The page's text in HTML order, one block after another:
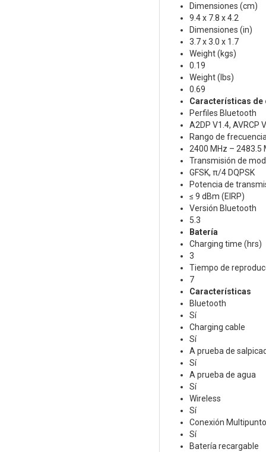
Dimensiones (cm)
9.4 x 7.8 x 4.2
Dimensiones (in)
3.7 x 3.0 x 1.7
Weight (kgs)
0.19
Weight (lbs)
0.69
Características de
Perfiles Bluetooth
A2DP V1.4, AVRCP
Rango de
2400 MHz – 2483.5
Transmisión de
GFSK, π/4 DQPSK
Potencia de
≤ 9 dBm (EIRP)
Versión Bluetooth
5.3
Batería
Charging time (hrs)
3
Tiempo de
7
Características
Bluetooth
Sí
Charging cable
Sí
A prueba de
Sí
A prueba de agua
Sí
Wireless
Sí
Conexión Multipunto
Sí
Batería recargable